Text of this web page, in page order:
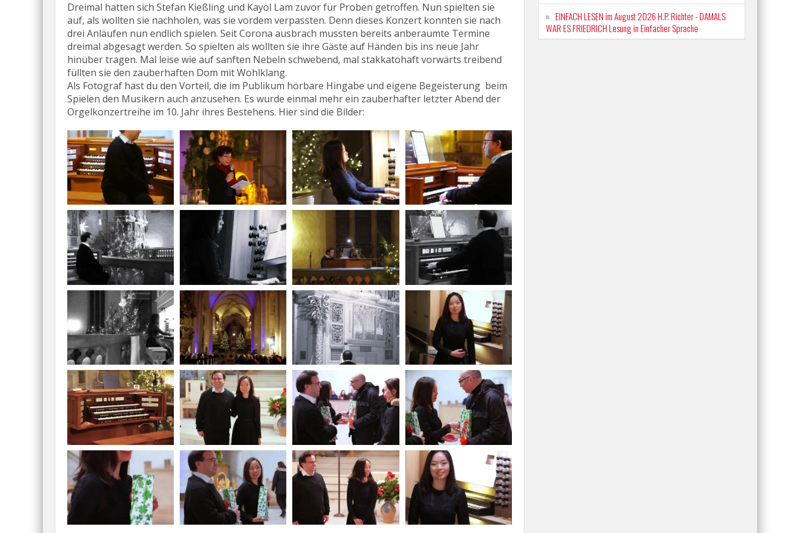
Dreimal hatten sich Stefan Kießling und Kayol Lam zuvor für Proben getroffen. Nun spielten sie
auf, als wollten sie nachholen, was sie vordem verpassten. Denn dieses Konzert konnten sie nach
drei Anläufen nun endlich spielen. Seit Corona ausbrach mussten bereits anberaumte Termine
dreimal abgesagt werden. So spielten als wollten sie ihre Gäste auf Händen bis ins neue Jahr
hinüber tragen. Mal leise wie auf sanften Nebeln schwebend, mal stakkatohaft vorwärts treibend
füllten sie den zauberhaften Dom mit Wohlklang.
Als Fotograf hast du den Vorteil, die im Publikum hörbare Hingabe und eigene Begeisterung beim
Spielen den Musikern auch anzusehen. Es wurde einmal mehr ein zauberhafter letzter Abend der
Orgelkonzertreihe im 10. Jahr ihres Bestehens. Hier sind die Bilder:
EINFACH LESEN im August 2026 H.P. Richter - DAMALS
WAR ES FRIEDRICH Lesung in Einfacher Sprache